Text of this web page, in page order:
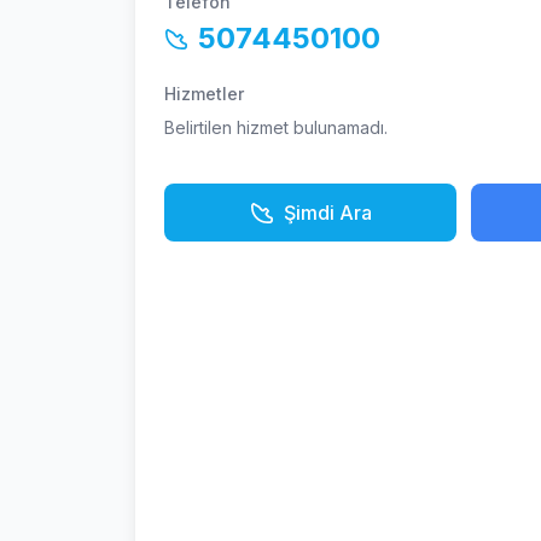
5074450100
Hizmetler
Belirtilen hizmet bulunamadı.
Şimdi Ara